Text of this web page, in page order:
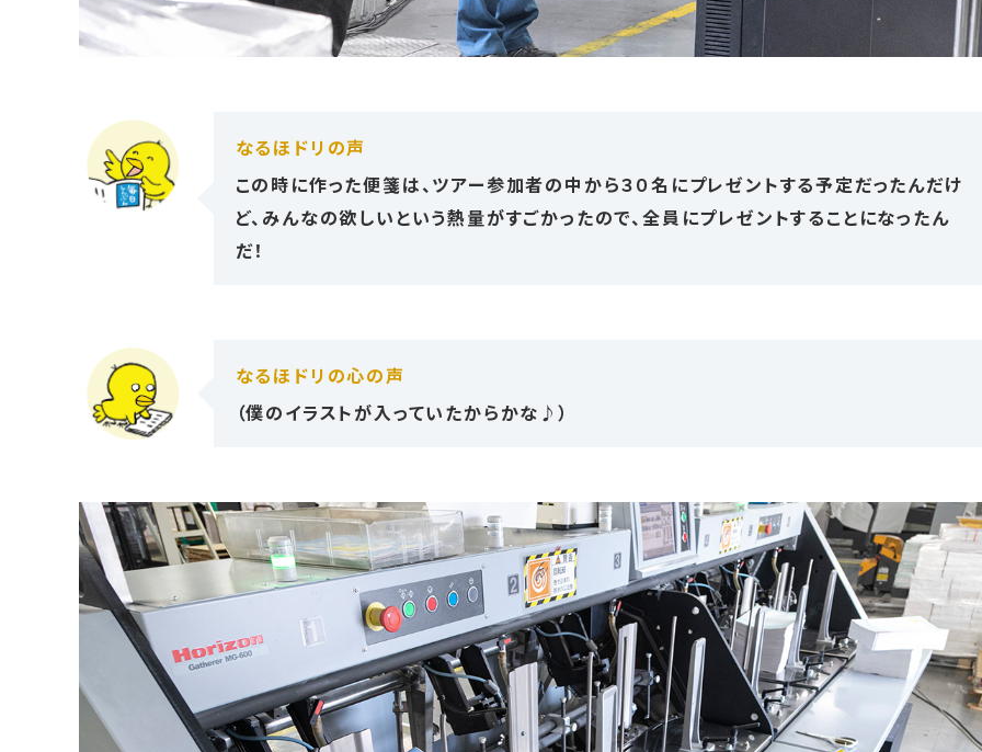
なるほドリの声
この時に作った便箋は、ツアー参加者の中から３０名にプレゼントする予定だったんだけ
ど、みんなの欲しいという熱量がすごかったので、全員にプレゼントすることになったん
だ！
なるほドリの心の声
（僕のイラストが入っていたからかな♪）